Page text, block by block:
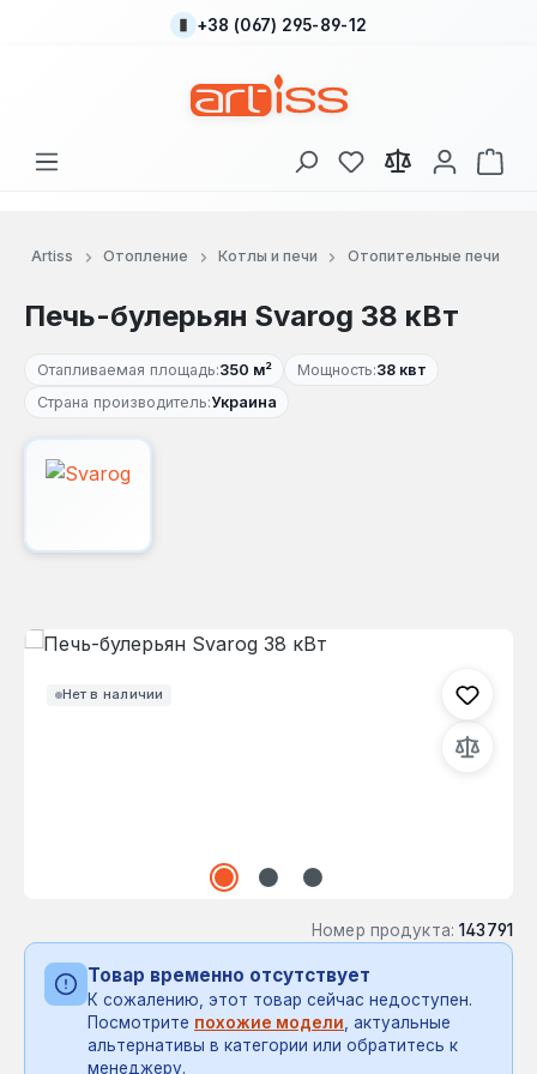
Перейти к основному содержанию
+38 (067) 295-89-12
У вас есть товары
В
Artiss Отопление Котлы и печи Отопительные печи
Печь-булерьян Svarog 38 кВт
Отапливаемая площадь:350 м² Мощность:38 квт
Страна производитель:Украина
Нет в наличии
Пропустить галерею изображений
Номер продукта: 143791
Товар временно отсутствует
К сожалению, этот товар сейчас недоступен.
Посмотрите похожие модели , актуальные
альтернативы в категории или обратитесь к
менеджеру.